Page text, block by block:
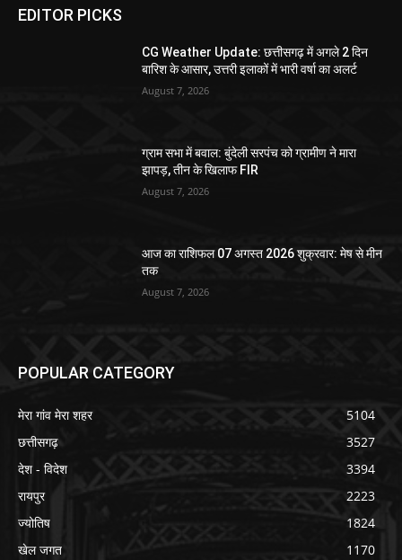
EDITOR PICKS
CG Weather Update: छत्तीसगढ़ में अगले 2 दिन
बारिश के आसार, उत्तरी इलाकों में भारी वर्षा का अलर्ट
August 7, 2026
ग्राम सभा में बवाल: बुंदेली सरपंच को ग्रामीण ने मारा
झापड़, तीन के खिलाफ FIR
August 7, 2026
आज का राशिफल 07 अगस्त 2026 शुक्रवार: मेष से मीन
तक
August 7, 2026
POPULAR CATEGORY
मेरा गांव मेरा शहर
5104
छत्तीसगढ़
3527
देश - विदेश
3394
रायपुर
2223
ज्योतिष
1824
खेल जगत
1170